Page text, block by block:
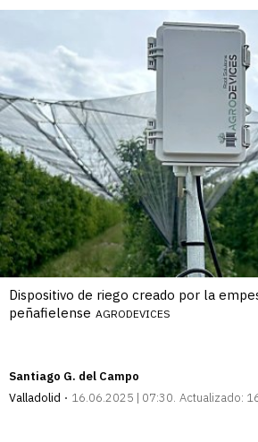
Dispositivo de riego creado por la
peñafielense AGRODEVICES
Santiago G. del Campo
Valladolid
16.06.2025 | 07:30 Actualizado: